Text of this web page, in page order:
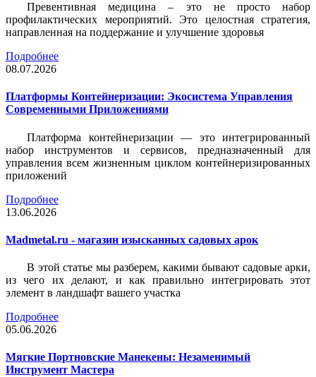
Превентивная медицина – это не просто набор
профилактических мероприятий. Это целостная стратегия,
направленная на поддержание и улучшение здоровья
Подробнее
08.07.2026
Платформы Контейнеризации: Экосистема Управления
Современными Приложениями
Платформа контейнеризации — это интегрированный
набор инструментов и сервисов, предназначенный для
управления всем жизненным циклом контейнеризированных
приложений
Подробнее
13.06.2026
Madmetal.ru - магазин изысканных садовых арок
В этой статье мы разберем, какими бывают садовые арки,
из чего их делают, и как правильно интегрировать этот
элемент в ландшафт вашего участка
Подробнее
05.06.2026
Мягкие Портновские Манекены: Незаменимый
Инструмент Мастера